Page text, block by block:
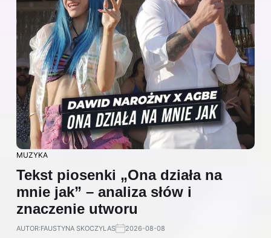
MUZYKA
Tekst piosenki „Ona działa na
mnie jak” – analiza słów i
znaczenie utworu
AUTOR:FAUSTYNA SKOCZYLAS 2026-08-08